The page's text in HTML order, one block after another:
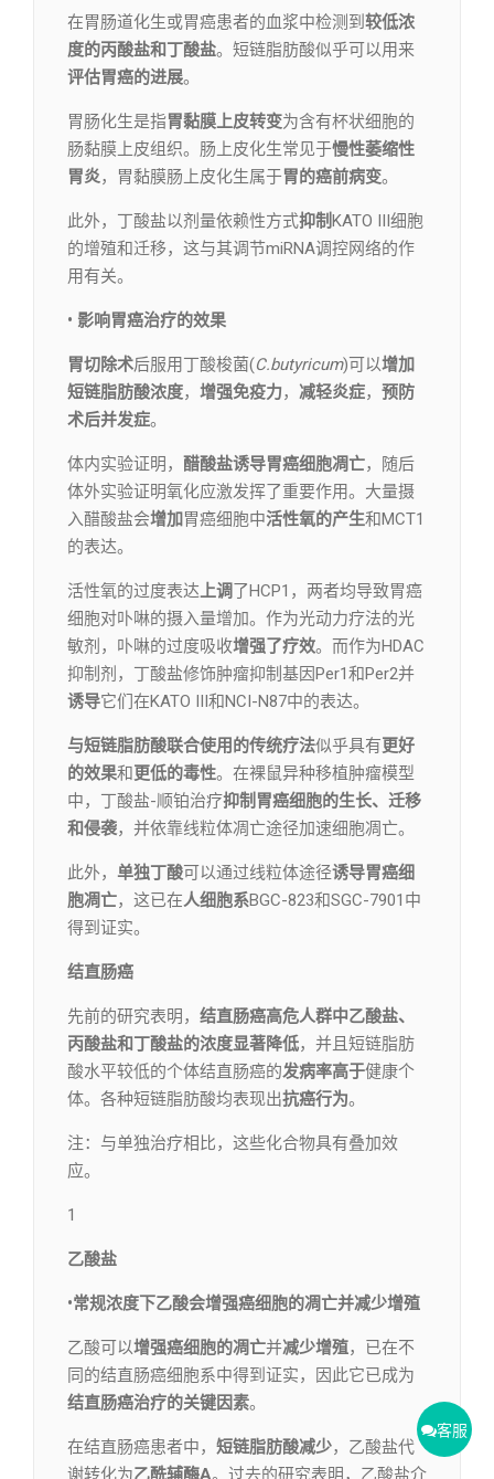
在胃肠道化生或胃癌患者的血浆中检测到 较低浓
度的丙酸盐和丁酸盐。短链脂肪酸似乎可以用来
评估胃癌的进展。
胃肠化生是指胃黏膜上皮转变为含有杯状细胞的
肠黏膜上皮组织。肠上皮化生常见于慢性萎缩性
胃炎，胃黏膜肠上皮化生属于胃的癌前病变。
此外，丁酸盐以剂量依赖性方式抑制KATO III细胞
的增殖和迁移，这与其调节miRNA调控网络的作
用有关。
• 影响胃癌治疗的效果
胃切除术后服用丁酸梭菌(C.butyricum)可以增加
短链脂肪酸浓度， 增强免疫力， 减轻炎症， 预防
术后并发症。
体内实验证明， 醋酸盐诱导胃癌细胞凋亡，随后
体外实验证明氧化应激发挥了重要作用。大量摄
入醋酸盐会增加胃癌细胞中活性氧的产生和MCT1
的表达。
活性氧的过度表达上调了HCP1，两者均导致胃癌
细胞对卟啉的摄入量增加。作为光动力疗法的光
敏剂，卟啉的过度吸收增强了疗效。而作为HDAC
抑制剂，丁酸盐修饰肿瘤抑制基因Per1和Per2并
诱导它们在KATO III和NCI-N87中的表达。
与短链脂肪酸联合使用的传统疗法似乎具有更好
的效果和更低的毒性。在裸鼠异种移植肿瘤模型
中，丁酸盐-顺铂治疗抑制胃癌细胞的生长、迁移
和侵袭，并依靠线粒体凋亡途径加速细胞凋亡。
此外， 单独丁酸可以通过线粒体途径诱导胃癌细
胞凋亡，这已在人细胞系BGC-823和SGC-7901中
得到证实。
结直肠癌
先前的研究表明， 结直肠癌高危人群中乙酸盐、
丙酸盐和丁酸盐的浓度显著降低，并且短链脂肪
酸水平较低的个体结直肠癌的发病率高于健康个
体。各种短链脂肪酸均表现出抗癌行为。
注：与单独治疗相比，这些化合物具有叠加效
应。
1
乙酸盐
•常规浓度下乙酸会增强癌细胞的凋亡并减少增殖
乙酸可以增强癌细胞的凋亡并减少增殖，已在不
同的结直肠癌细胞系中得到证实，因此它已成为
结直肠癌治疗的关键因素。
在结直肠癌患者中， 短链脂肪酸减少，乙酸盐代
谢转化为乙酰辅酶A。过去的研究表明，乙酸盐介
客服